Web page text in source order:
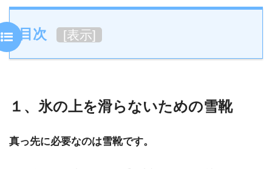
目次 [表示]
１、氷の上を滑らないための雪靴
真っ先に必要なのは雪靴です。